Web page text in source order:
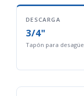
DESCARGA
3/4"
Tapón para desagüe